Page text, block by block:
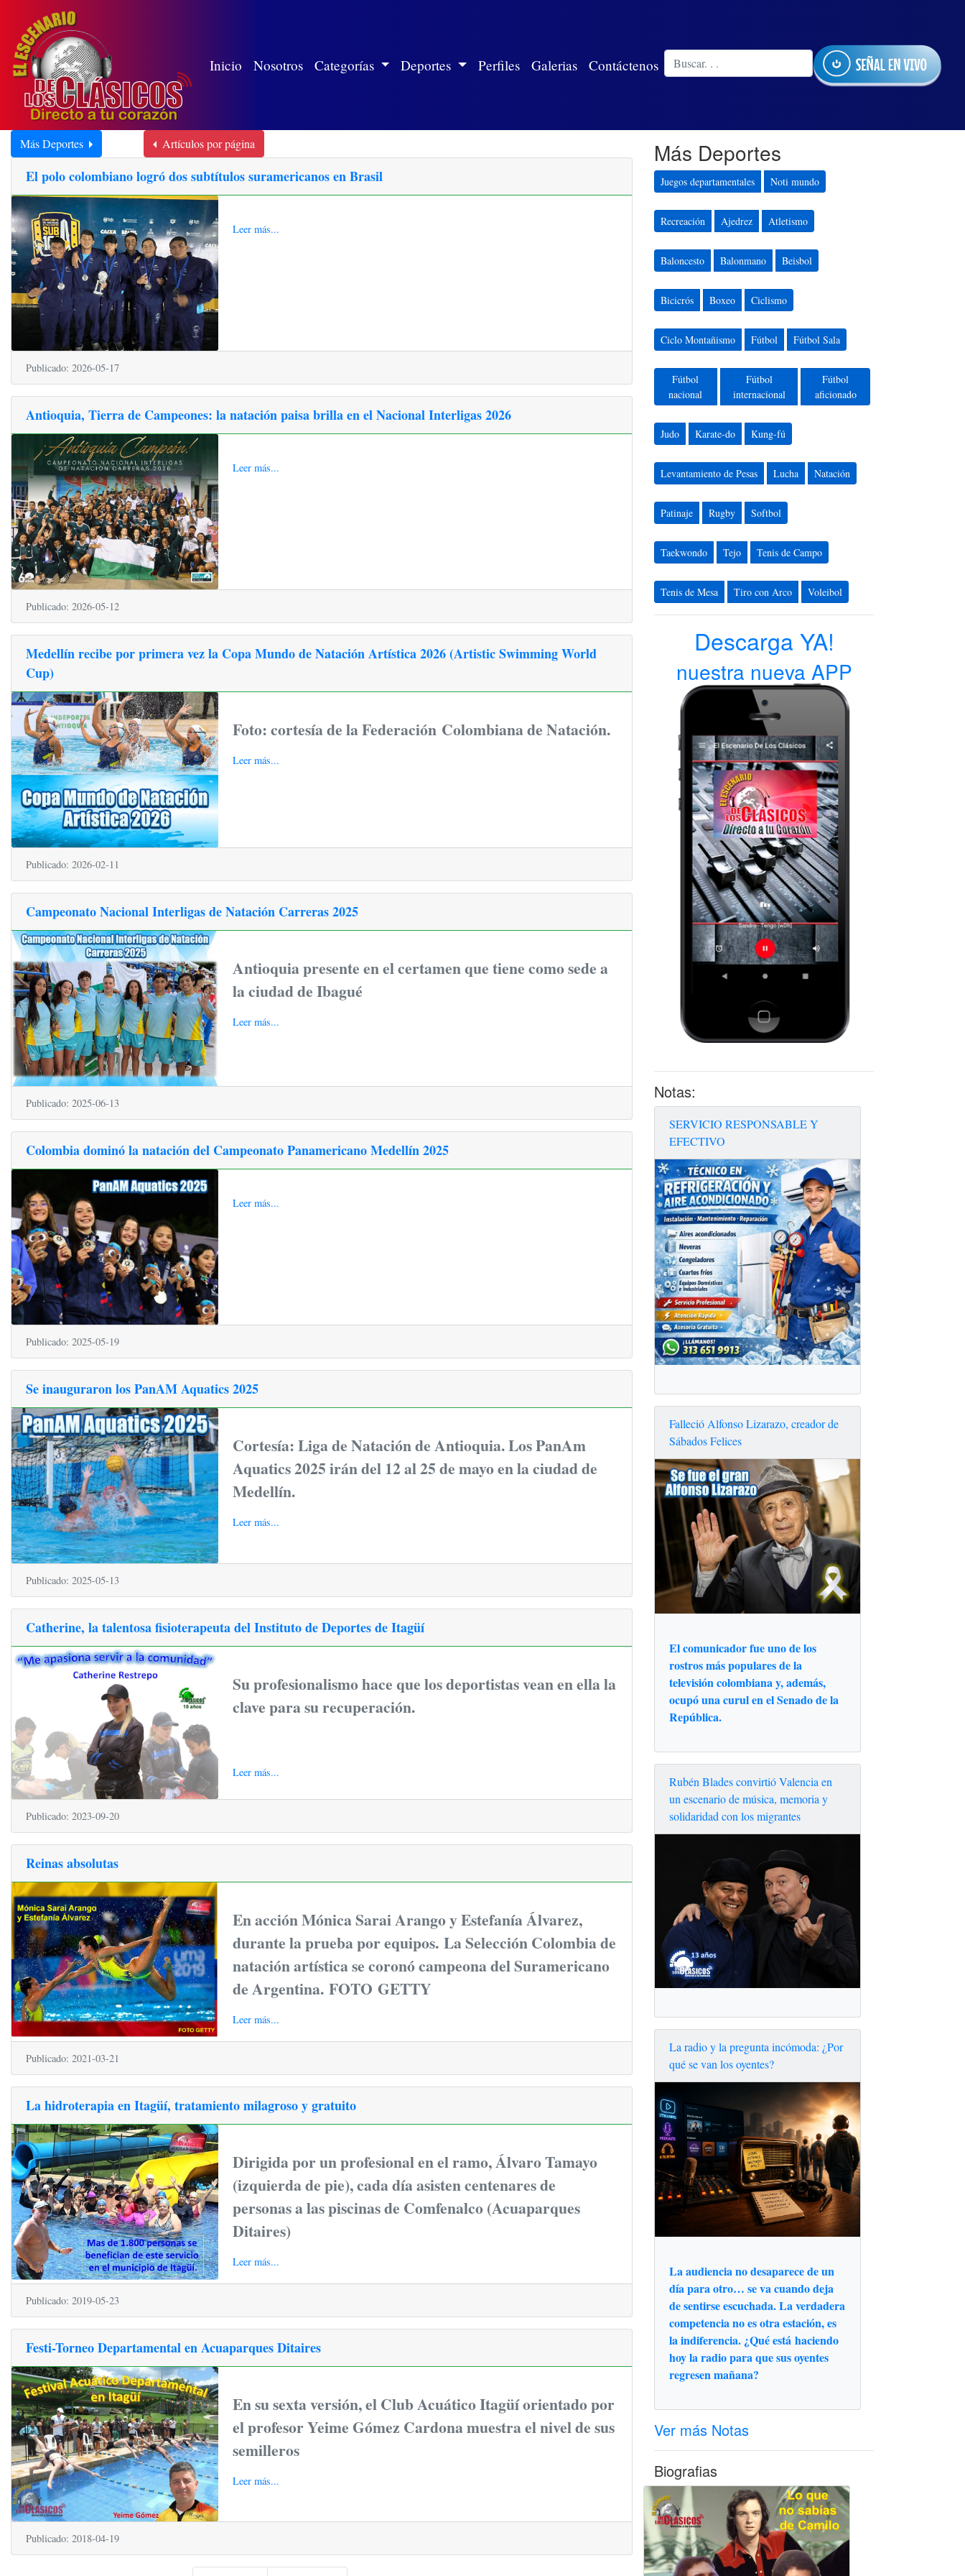
Inicio Nosotros(white)
Categorías Deportes Perfiles Galerias Contáctenos
Más Deportes Artículos por página
El polo colombiano logró dos subtítulos suramericanos en Brasil
Leer más...
Publicado: 2026-05-17
Antioquia, Tierra de Campeones: la natación paisa brilla en el Nacional Interligas 2026
Leer más...
Publicado: 2026-05-12
Medellín recibe por primera vez la Copa Mundo de Natación Artística 2026 (Artistic Swimming World
Cup)
Foto: cortesía de la Federación Colombiana de Natación.
Leer más...
Publicado: 2026-02-11
Campeonato Nacional Interligas de Natación Carreras 2025
Antioquia presente en el certamen que tiene como sede a
la ciudad de Ibagué
Leer más...
Publicado: 2025-06-13
Colombia dominó la natación del Campeonato Panamericano Medellín 2025
Leer más...
Publicado: 2025-05-19
Se inauguraron los PanAM Aquatics 2025
Cortesía: Liga de Natación de Antioquia. Los PanAm
Aquatics 2025 irán del 12 al 25 de mayo en la ciudad de
Medellín.
Leer más...
Publicado: 2025-05-13
Catherine, la talentosa fisioterapeuta del Instituto de Deportes de Itagüí
Su profesionalismo hace que los deportistas vean en ella la
clave para su recuperación.
Leer más...
Publicado: 2023-09-20
Reinas absolutas
En acción Mónica Sarai Arango y Estefanía Álvarez,
durante la prueba por equipos. La Selección Colombia de
natación artística se coronó campeona del Suramericano
de Argentina. FOTO GETTY
Leer más...
Publicado: 2021-03-21
La hidroterapia en Itagüí, tratamiento milagroso y gratuito
Dirigida por un profesional en el ramo, Álvaro Tamayo
(izquierda de pie), cada día asisten centenares de
personas a las piscinas de Comfenalco (Acuaparques
Ditaires)
Leer más...
Publicado: 2019-05-23
Festi-Torneo Departamental en Acuaparques Ditaires
En su sexta versión, el Club Acuático Itagüí orientado por
el profesor Yeime Gómez Cardona muestra el nivel de sus
semilleros
Leer más...
Publicado: 2018-04-19
Más Deportes
Juegos departamentales Noti mundo
Recreación Ajedrez Atletismo
Baloncesto Balonmano Beisbol
Bicicrós Boxeo Ciclismo
Ciclo Montañismo Fútbol Fútbol Sala
Fútbol
nacional
Fútbol
internacional
Fútbol
aficionado
Judo Karate-do Kung-fú
Levantamiento de Pesas Lucha Natación
Patinaje Rugby Softbol
Taekwondo Tejo Tenis de Campo
Tenis de Mesa Tiro con Arco Voleibol
Descarga YA!
nuestra nueva APP
Notas:
SERVICIO RESPONSABLE Y
EFECTIVO
Falleció Alfonso Lizarazo, creador de
Sábados Felices
El comunicador fue uno de los
rostros más populares de la
televisión colombiana y, además,
ocupó una curul en el Senado de la
República.
Rubén Blades convirtió Valencia en
un escenario de música, memoria y
solidaridad con los migrantes
La radio y la pregunta incómoda: ¿Por
qué se van los oyentes?
La audiencia no desaparece de un
día para otro… se va cuando deja
de sentirse escuchada. La verdadera
competencia no es otra estación, es
la indiferencia. ¿Qué está haciendo
hoy la radio para que sus oyentes
regresen mañana?
Ver más Notas
Biografias